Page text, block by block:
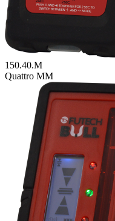
150.40.M
Quattro MM